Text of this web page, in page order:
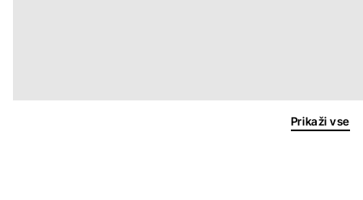
Prikaži vse